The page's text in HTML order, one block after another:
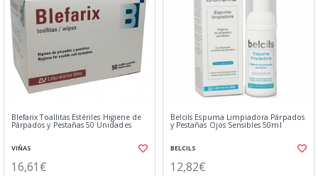
Blefarix Toallitas Estériles Higiene de
Párpados y Pestañas 50 Unidades
VIÑAS
16,61€
Belcils Espuma Limpiadora Párpados
y Pestañas Ojos Sensibles 50ml
BELCILS
12,82€